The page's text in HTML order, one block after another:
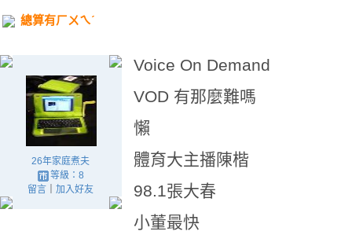
總算有ㄏㄨㄟˊ
26年家庭煮夫
等級：8
留言 ｜加入好友
Voice On Demand
VOD 有那麼難嗎
懶
體育大主播陳楷
98.1張大春
小董最快